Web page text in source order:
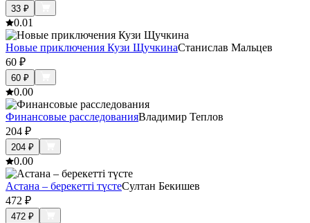
33 ₽
0.01
Новые приключения Кузи ЩучкинаСтанислав Мальцев
60 ₽
60 ₽
0.00
Финансовые расследованияВладимир Теплов
204 ₽
204 ₽
0.00
Астана – берекетті түстеСултан Бекишев
472 ₽
472 ₽